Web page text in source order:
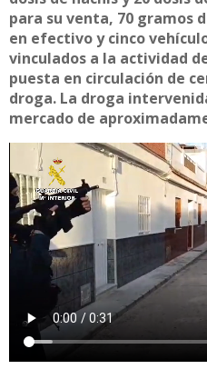
para su venta, 70 gramos
en efectivo y cinco
vinculados a la actividad
puesta en circulación de
droga. La droga
mercado de